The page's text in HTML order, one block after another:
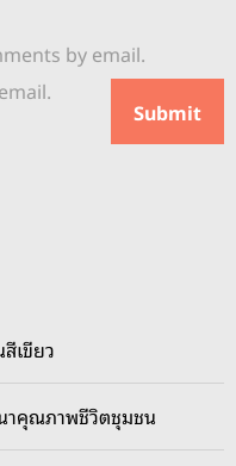
by email.
เขียว
คุณภาพชีวิตชุมชน